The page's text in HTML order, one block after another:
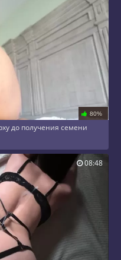
80%
до получения семени
08:48